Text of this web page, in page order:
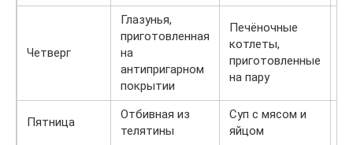
Четверг
Глазунья,
приготовленная
на
антипригарном
покрытии
Печёночные
котлеты,
приготовленные
на пару
Пятница
Отбивная из
телятины
Суп с мясом и
яйцом